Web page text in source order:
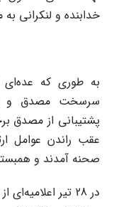
خدابنده و لنکرانی به
به طوری که
سرسخت مصدق و
پشتیبانی از مصدق
عقب راندن عوامل
صحنه آمدند و
در 28 تیر